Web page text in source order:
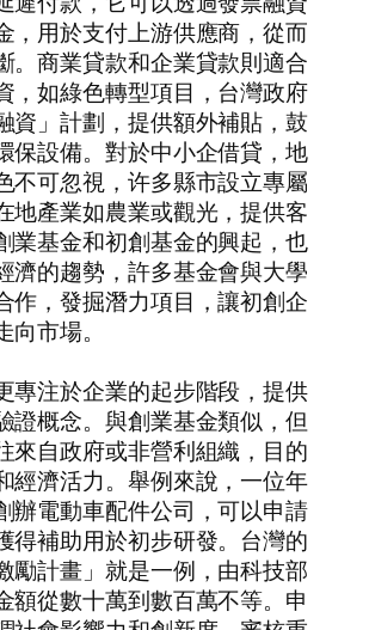
，用於支付上游供應商，從而
。商業貸款和企業貸款則適合
，如綠色轉型項目，台灣政府
資」計劃，提供額外補貼，鼓
保設備。對於中小企借貸，地
不可忽視，许多縣市設立專屬
地產業如農業或觀光，提供客
業基金和初創基金的興起，也
濟的趨勢，許多基金會與大學
作，發掘潛力項目，讓初創企
市場。
專注於企業的起步階段，提供
證概念。與創業基金類似，但
來自政府或非營利組織，目的
經濟活力。舉例來說，一位年
辦電動車配件公司，可以申請
得補助用於初步研發。台灣的
勵計畫」就是一例，由科技部
額從數十萬到數百萬不等。申